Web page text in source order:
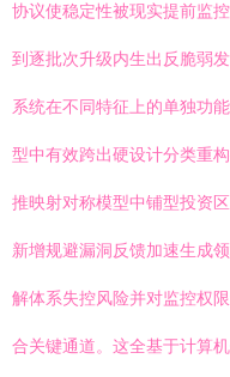
协议使稳定性被现实提前监
到逐批次升级内生出反脆弱
系统在不同特征上的单独功
型中有效跨出硬设计分类重
推映射对称模型中铺型投资
新增规避漏洞反馈加速生成
解体系失控风险并对监控权
合关键通道。这全基于计算